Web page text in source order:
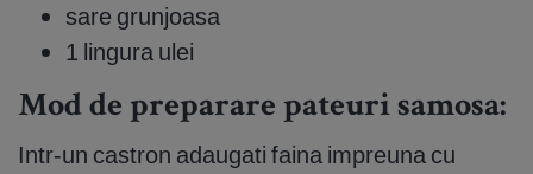
sare grunjoasa
1 lingura ulei
Mod de preparare pateuri samosa:
Intr-un castron adaugati faina impreuna cu